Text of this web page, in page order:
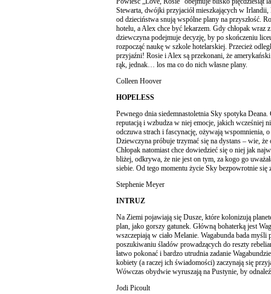
Stewarta, dwójki przyjaciół mieszkających w
od dzieciństwa snują wspólne plany na przyszłość.
hotelu, a Alex chce być lekarzem. Gdy chłopak wraz
dziewczyna podejmuje decyzję, by po skończeniu
rozpocząć naukę w szkole hotelarskiej. Przecież
przyjaźni! Rosie i Alex są przekonani, że
rąk, jednak… los ma co do nich własne plany.
Colleen Hoover
HOPELESS
Pewnego dnia siedemnastoletnia Sky spotyka Deana.
reputacją i wzbudza w niej emocje, jakich wcześniej
odczuwa strach i fascynację, ożywają wspomnienia,
Dziewczyna próbuje trzymać się na dystans – wie, że
Chłopak natomiast chce dowiedzieć się o niej jak
bliżej, odkrywa, że nie jest on tym, za kogo go
siebie. Od tego momentu życie Sky bezpowrotnie się
Stephenie Meyer
INTRUZ
Na Ziemi pojawiają się Dusze, które kolonizują
plan, jako gorszy gatunek. Główną bohaterką jest
wszczepiają w ciało Melanie. Wagabunda bada myśli
poszukiwaniu śladów prowadzących do reszty
łatwo pokonać i bardzo utrudnia zadanie
kobiety (a raczej ich świadomości) zaczynają się
Wówczas obydwie wyruszają na Pustynie, by
Jodi Picoult